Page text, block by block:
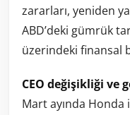
zararları, yeniden
ABD’deki gümrük
üzerindeki finansal
CEO değişikliği ve
Mart ayında